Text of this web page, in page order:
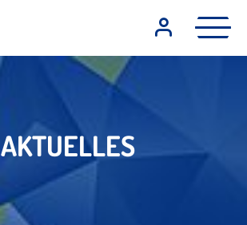
AKTUELLES